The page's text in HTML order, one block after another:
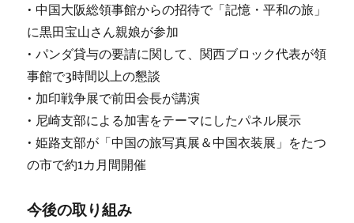
• 中国大阪総領事館からの招待で「記憶・平和の旅」
に黒田宝山さん親娘が参加
• パンダ貸与の要請に関して、関西ブロック代表が領
事館で3時間以上の懇談
• 加印戦争展で前田会長が講演
• 尼崎支部による加害をテーマにしたパネル展示
• 姫路支部が「中国の旅写真展＆中国衣装展」をたつ
の市で約1カ月間開催
今後の取り組み